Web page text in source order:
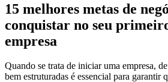
15 melhores metas de
conquistar no seu
empresa
Quando se trata de iniciar uma empresa,
bem estruturadas é essencial para garantir